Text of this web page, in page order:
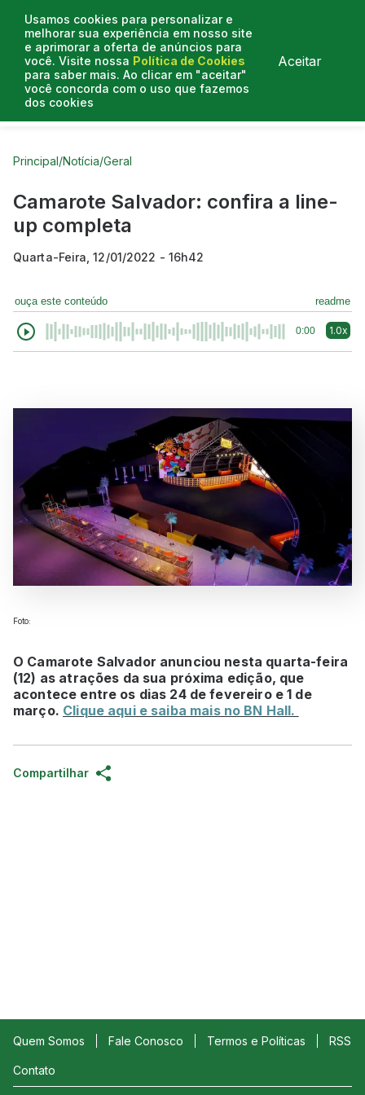
Usamos cookies para personalizar e
melhorar sua experiência em nosso site
e aprimorar a oferta de anúncios para
você. Visite nossa Política de Cookies
para saber mais. Ao clicar em "aceitar"
você concorda com o uso que fazemos
dos cookies
Aceitar
Curtas do Poder
Principal/Notícia/Geral
Camarote Salvador: confira a line-
up completa
Quarta-Feira, 12/01/2022 - 16h42
ouça este conteúdo readme
0:00 1.0x
Foto:
O Camarote Salvador anunciou nesta quarta-feira
(12) as atrações da sua próxima edição, que
acontece entre os dias 24 de fevereiro e 1 de
março. Clique aqui e saiba mais no BN Hall.
Compartilhar
Quem Somos Fale Conosco Termos e Políticas RSS
Contato